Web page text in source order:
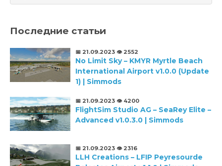
Последние статьи
📅 21.09.2023 👁️ 2552
No Limit Sky – KMYR Myrtle Beach
International Airport v1.0.0 (Update
1) | Simmods
📅 21.09.2023 👁️ 4200
FlightSim Studio AG – SeaRey Elite –
Advanced v1.0.3.0 | Simmods
📅 21.09.2023 👁️ 2316
LLH Creations – LFIP Peyresourde